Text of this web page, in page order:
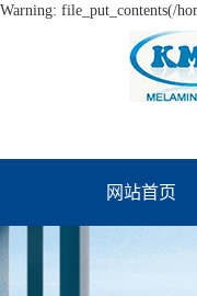
Warning: file_put_contents(/
网站首页